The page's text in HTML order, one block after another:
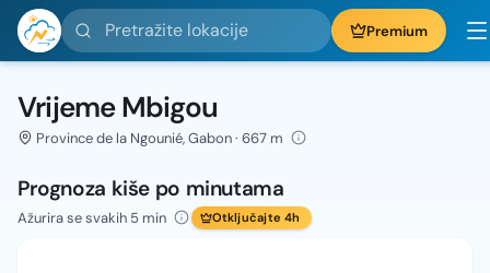
Pretražite lokacije Premium
Vrijeme Mbigou
Province de la Ngounié, Gabon · 667 m
Prognoza kiše po minutama
Ažurira se svakih 5 min Otključajte 4h